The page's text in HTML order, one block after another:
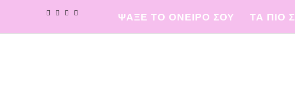
ΨΑΞΕ ΤΟ ΟΝΕΙΡΟ ΣΟΥ ΤΑ ΠΙΟ